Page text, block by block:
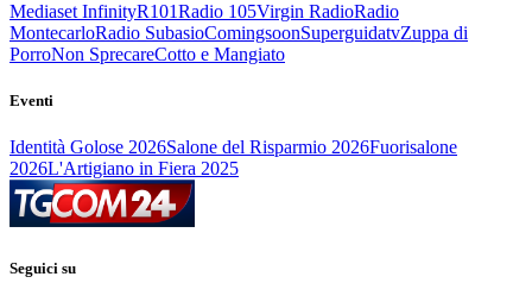
Mediaset InfinityR101Radio 105Virgin RadioRadio
MontecarloRadio SubasioComingsoonSuperguidatvZuppa di
PorroNon SprecareCotto e Mangiato
Eventi
Identità Golose 2026Salone del Risparmio 2026Fuorisalone
2026L'Artigiano in Fiera 2025
Seguici su